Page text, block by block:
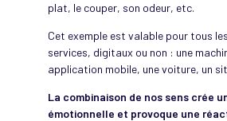
plat, le couper, son odeur, etc.
Cet exemple est valable pour tous
services, digitaux ou non : une
application mobile, une voiture, un
La combinaison de nos sens crée
émotionnelle et provoque une